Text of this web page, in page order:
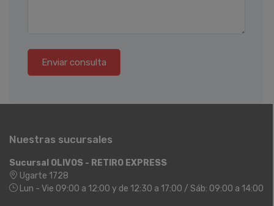
Enviar consulta
Nuestras sucursales
Sucursal OLIVOS - RETIRO EXPRESS
Ugarte 1728
Lun - Vie 09:00 a 12:00 y de 12:30 a 17:00 / Sáb: 09:00 a 14:00